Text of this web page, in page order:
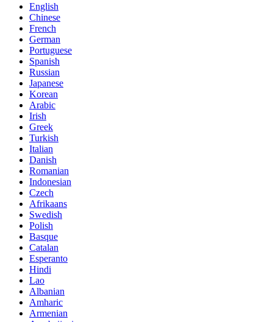
English
Chinese
French
German
Portuguese
Spanish
Russian
Japanese
Korean
Arabic
Irish
Greek
Turkish
Italian
Danish
Romanian
Indonesian
Czech
Afrikaans
Swedish
Polish
Basque
Catalan
Esperanto
Hindi
Lao
Albanian
Amharic
Armenian